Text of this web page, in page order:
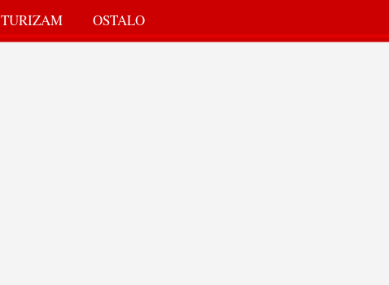
TURIZAM OSTALO